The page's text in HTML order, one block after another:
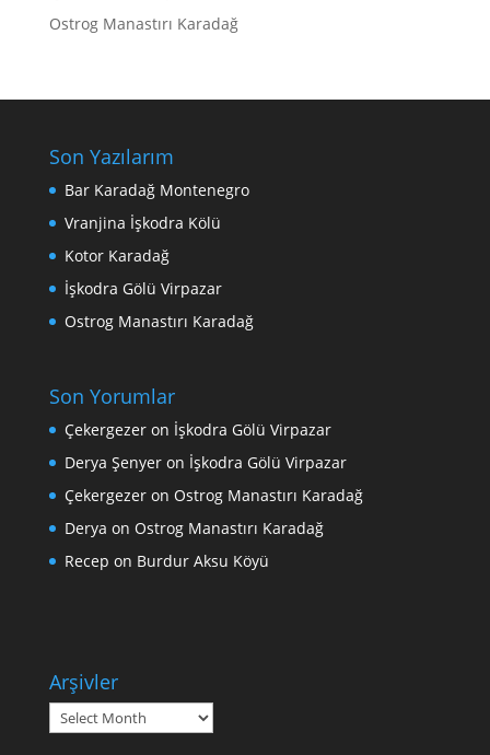
Ostrog Manastırı Karadağ
Son Yazılarım
Bar Karadağ Montenegro
Vranjina İşkodra Kölü
Kotor Karadağ
İşkodra Gölü Virpazar
Ostrog Manastırı Karadağ
Son Yorumlar
Çekergezeron İşkodra Gölü Virpazar
Derya Şenyeron İşkodra Gölü Virpazar
Çekergezeron Ostrog Manastırı Karadağ
Derya on Ostrog Manastırı Karadağ
Recep on Burdur Aksu Köyü
Arşivler
Arşivler